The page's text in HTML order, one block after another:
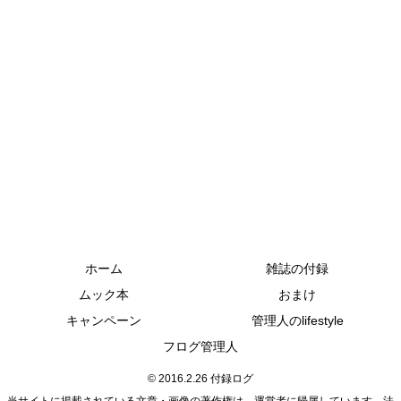
ホーム
雑誌の付録
ムック本
おまけ
キャンペーン
管理人のlifestyle
フログ管理人
© 2016.2.26 付録ログ